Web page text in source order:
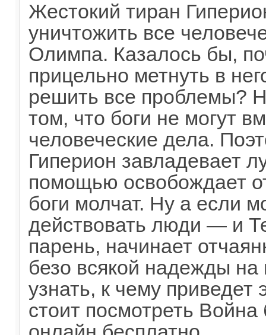
Жестокий тиран
уничтожить все
Олимпа. Казалось бы,
прицельно метнуть в
решить все проблемы?
том, что боги не могут
человеческие дела.
Гиперион завладевает
помощью освобождает
боги молчат. Ну а если
действовать люди — и
парень, начинает
безо всякой надежды на
узнать, к чему приведет
стоит посмотреть